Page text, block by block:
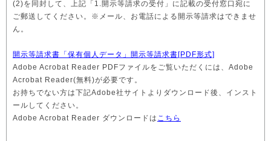
(2)を同封して、上記「1.開示等請求の受付」に記載の受付窓口宛に
ご郵送してください。※メール、お電話による開示等請求はできませ
ん。
開示等請求書「保有個人データ」開示等請求書[PDF形式]
Adobe Acrobat Reader PDFファイルをご覧いただくには、Adobe
Acrobat Reader(無料)が必要です。
お持ちでない方は下記Adobe社サイトよりダウンロード後、インスト
ールしてください。
Adobe Acrobat Reader ダウンロードは こちら